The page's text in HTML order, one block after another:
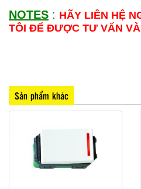
NOTES : HÃY LIÊN HỆ
TÔI ĐỂ ĐƯỢC TƯ VẤN
Sản phẩm khác